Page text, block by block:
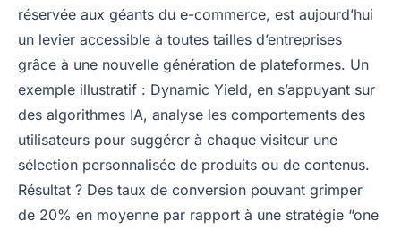
réservée aux géants du e-commerce, est aujourd’hui
un levier accessible à toutes tailles d’entreprises
grâce à une nouvelle génération de plateformes. Un
exemple illustratif : Dynamic Yield, en s’appuyant sur
des algorithmes IA, analyse les comportements des
utilisateurs pour suggérer à chaque visiteur une
sélection personnalisée de produits ou de contenus.
Résultat ? Des taux de conversion pouvant grimper
de 20% en moyenne par rapport à une stratégie “one